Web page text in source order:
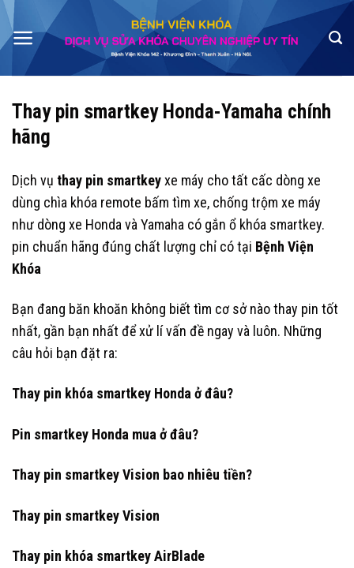
Skip
content
Thay pin smartkey Honda-Yamaha chính
hãng
Dịch vụ thay pin smartkeyxe máy cho tất cấc dòng xe
dùng chìa khóa remote bấm tìm xe, chống trộm xe máy
như dòng xe Honda và Yamaha có gắn ổ khóa smartkey.
pin chuẩn hãng đúng chất lượng chỉ có tại Bệnh Viện
Khóa
Bạn đang băn khoăn không biết tìm cơ sở nào thay pin tốt
nhất, gần bạn nhất để xử lí vấn đề ngay và luôn. Những
câu hỏi bạn đặt ra:
Thay pin khóa smartkey Honda ở đâu?
Pin smartkey Honda mua ở đâu?
Thay pin smartkey Vision bao nhiêu tiền?
Thay pin smartkey Vision
Thay pin khóa smartkey AirBlade